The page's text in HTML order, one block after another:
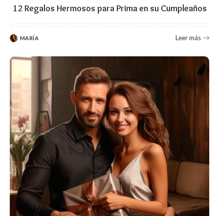
12 Regalos Hermosos para Prima en su Cumpleaños
MARÍA Leer más